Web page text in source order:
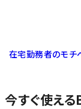
在宅勤務者のモチ
今すぐ使え